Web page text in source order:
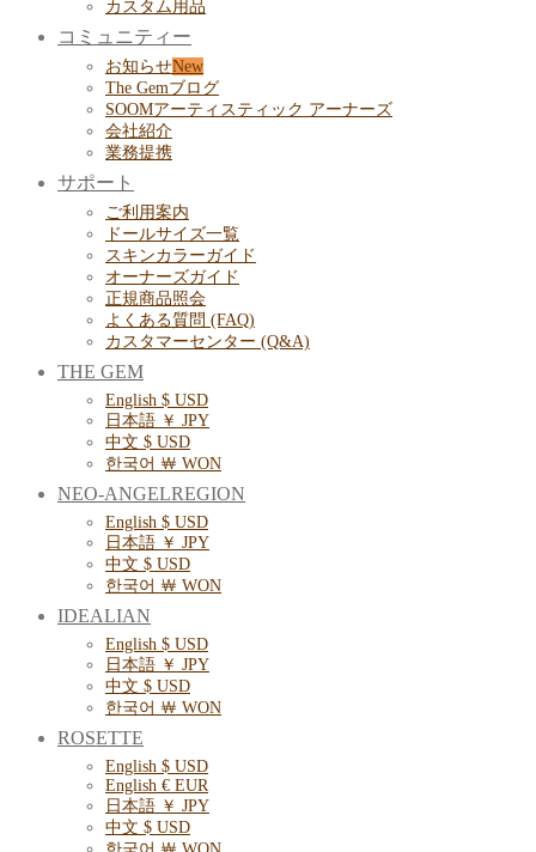
カスタム用品
コミュニティー
お知らせ
The Gemブログ
SOOMアーティスティック アーナーズ
会社紹介
業務提携
サポート
ご利用案内
ドールサイズ一覧
スキンカラーガイド
オーナーズガイド
正規商品照会
よくある質問 (FAQ)
カスタマーセンター (Q&A)
THE GEM
English $ USD
日本語 ￥ JPY
中文 $ USD
한국어 ￦ WON
NEO-ANGELREGION
English $ USD
日本語 ￥ JPY
中文 $ USD
한국어 ￦ WON
IDEALIAN
English $ USD
日本語 ￥ JPY
中文 $ USD
한국어 ￦ WON
ROSETTE
English $ USD
English € EUR
日本語 ￥ JPY
中文 $ USD